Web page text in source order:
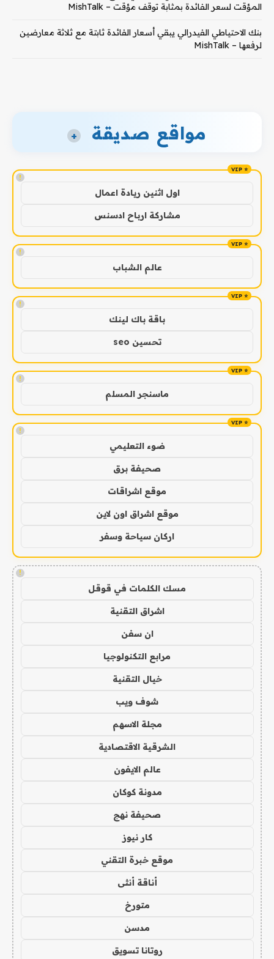
المؤقت لسعر الفائدة بمثابة توقف مؤقت – MishTalk
بنك الاحتياطي الفيدرالي يبقي أسعار الفائدة ثابتة مع ثلاثة معارضين
لرفعها – MishTalk
مواقع صديقة +
!
اول اثنين ريادة اعمال
مشاركة ارباح ادسنس
!
عالم الشباب
!
باقة باك لينك
تحسين seo
!
ماسنجر المسلم
!
ضوء التعليمي
صحيفة برق
موقع اشراقات
موقع اشراق اون لاين
اركان سياحة وسفر
!
مسك الكلمات في قوقل
اشراق التقنية
ان سفن
مرابع التكنولوجيا
خيال التقنية
شوف ويب
مجلة الاسهم
الشرقية الاقتصادية
عالم الايفون
مدونة كوكان
صحيفة نهج
كار نيوز
موقع خبرة التقني
أناقة أنثى
متورخ
مدسن
روتانا تسويق